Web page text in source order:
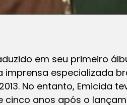
em seu primeiro
imprensa especializada
No entanto, Emicida
anos após o